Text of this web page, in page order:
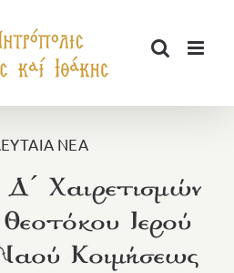
ΝΕΑ
Χαιρετισμών
Ιερού
Κοιμήσεως